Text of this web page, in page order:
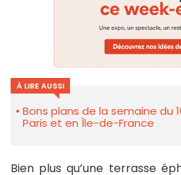
À LIRE AUSSI
Bons plans de la semaine du
Paris et en Île-de-France
Bien plus qu’une terrasse